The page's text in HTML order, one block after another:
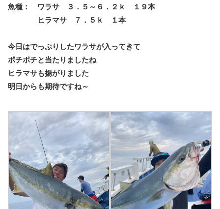
魚種： ワラサ ３．５～６．２ｋ １９本
ヒラマサ ７．５ｋ １本
今日はでっぷりしたワラサが入ってきて
ポチポチと当たりましたね
ヒラマサも揚がりました
明日からも期待ですね～